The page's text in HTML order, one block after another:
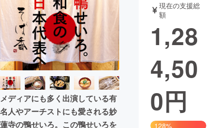
テクノロジー・ガジェット
映像・映画 書籍・雑誌
ビジネス・起業 チャレンジ
まちづくり・地域活性化
CAMPFIRE for Social Good
CAMPFIRE Creation
メディアにも多く出演している有
名人やアーチストにも愛される妙
蓮寺の鴨せいろ。この鴨せいろを
現在の支援総
額
1,28
4,50
0円
128%